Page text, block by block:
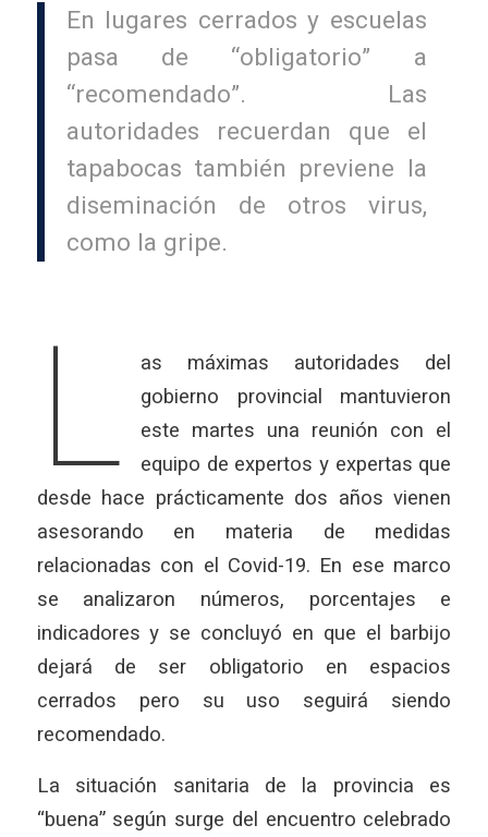
En lugares cerrados y escuelas
pasa de “obligatorio” a
“recomendado”. Las
autoridades recuerdan que el
tapabocas también previene la
diseminación de otros virus,
como la gripe.
L
as máximas autoridades del
gobierno provincial mantuvieron
este martes una reunión con el
equipo de expertos y expertas que
desde hace prácticamente dos años vienen
asesorando en materia de medidas
relacionadas con el Covid-19. En ese marco
se analizaron números, porcentajes e
indicadores y se concluyó en que el barbijo
dejará de ser obligatorio en espacios
cerrados pero su uso seguirá siendo
recomendado.
La situación sanitaria de la provincia es
“buena” según surge del encuentro celebrado